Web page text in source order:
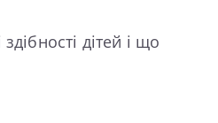
дітей і що